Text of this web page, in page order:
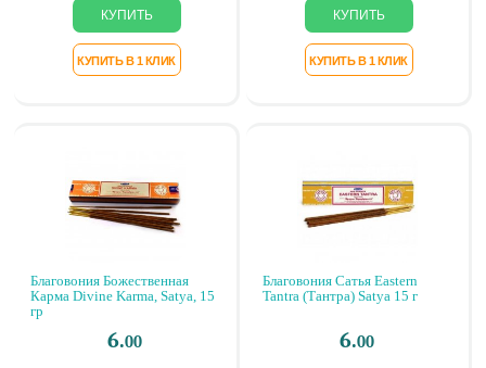
Благовония Божественная
Карма Divine Karma, Satya, 15
гр
6.00
Благовония Сатья Eastern
Tantra (Тантра) Satya 15 г
6.00